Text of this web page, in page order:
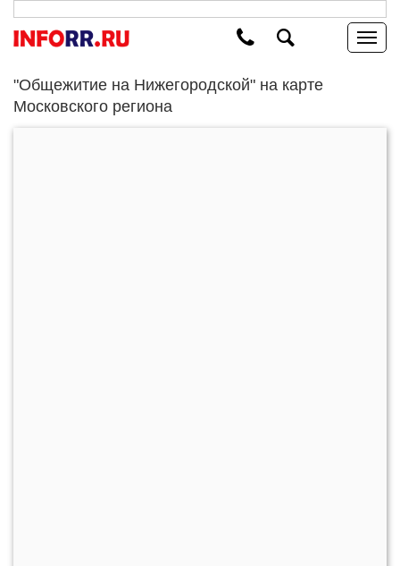
"Общежитие на Нижегородской" на карте
Московского региона